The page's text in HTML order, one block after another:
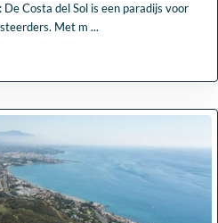
Costa del Sol is een paradijs voor
Met m...